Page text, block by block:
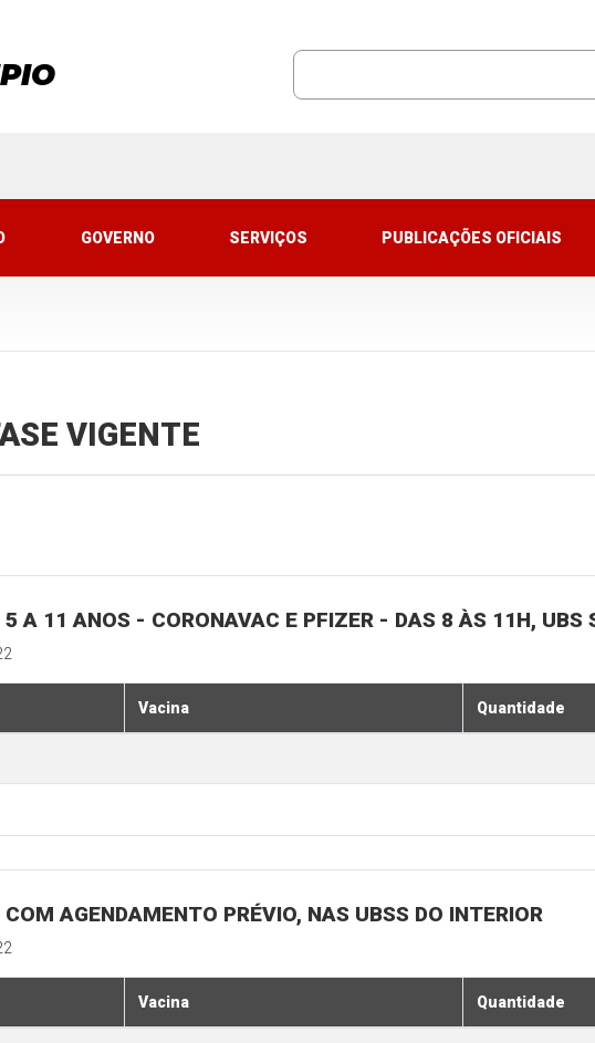
GOVERNO SERVIÇOS PUBLICAÇÕES OFICIAIS
VIGENTE
5 A 11 ANOS - CORONAVAC E PFIZER - DAS 8 ÀS 11H, UBS
Vacina Quantidade
AGENDAMENTO PRÉVIO, NAS UBSS DO INTERIOR
Vacina Quantidade